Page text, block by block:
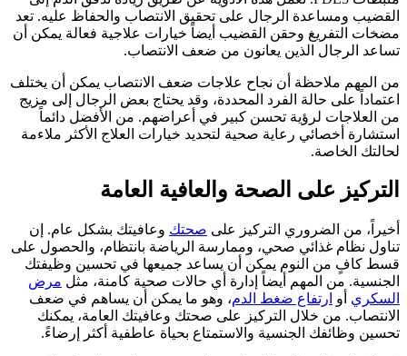
القضيب ومساعدة الرجال على تحقيق الانتصاب والحفاظ عليه. تعد
مضخات التفريغ وحقن القضيب أيضاً خيارات علاجية فعالة يمكن أن
تساعد الرجال الذين يعانون من ضعف الانتصاب.
من المهم ملاحظة أن نجاح علاجات ضعف الانتصاب يمكن أن يختلف
اعتماداً على حالة الفرد المحددة، وقد يحتاج بعض الرجال إلى مزيج
من العلاجات لرؤية تحسن كبير في أعراضهم. من الأفضل دائماً
استشارة أخصائي رعاية صحية لتحديد خيارات العلاج الأكثر ملاءمة
لحالتك الخاصة.
التركيز على الصحة والعافية العامة
أخيراً، من الضروري التركيز على صحتك وعافيتك بشكل عام. إن
تناول نظام غذائي صحي، وممارسة الرياضة بانتظام، والحصول على
قسط كافٍ من النوم يمكن أن يساعد جميعها في تحسين وظيفتك
الجنسية. من المهم أيضاً إدارة أي حالات صحية كامنة، مثل مرض
السكري أو ارتفاع ضغط الدم، وهو ما يمكن أن يساهم في ضعف
الانتصاب. من خلال التركيز على صحتك وعافيتك العامة، يمكنك
تحسين وظائفك الجنسية والاستمتاع بحياة عاطفية أكثر إرضاءً.